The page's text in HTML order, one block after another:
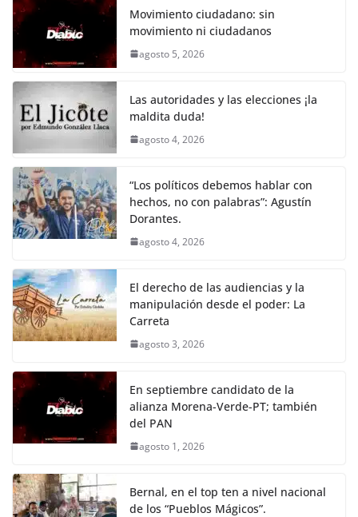
k
e
b
o
o
k
er s
A
p
y
Li
k
gr
a
e
Movimiento ciudadano: sin
movimiento ni ciudadanos
agosto 5, 2026
Las autoridades y las elecciones ¡la
maldita duda!
agosto 4, 2026
“Los políticos debemos hablar con
hechos, no con palabras”: Agustín
Dorantes.
agosto 4, 2026
El derecho de las audiencias y la
manipulación desde el poder: La
Carreta
agosto 3, 2026
En septiembre candidato de la
alianza Morena-Verde-PT; también
del PAN
agosto 1, 2026
Bernal, en el top ten a nivel nacional
de los “Pueblos Mágicos”.